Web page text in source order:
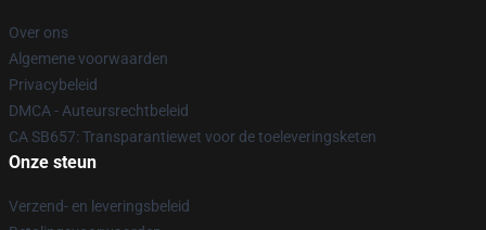
Over ons
Algemene voorwaarden
Privacybeleid
DMCA - Auteursrechtbeleid
CA SB657: Transparantiewet voor de toeleveringsketen
Onze steun
Verzend- en leveringsbeleid